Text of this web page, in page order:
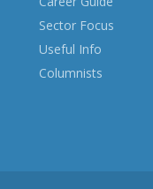
Sector Focus
Useful Info
Columnists